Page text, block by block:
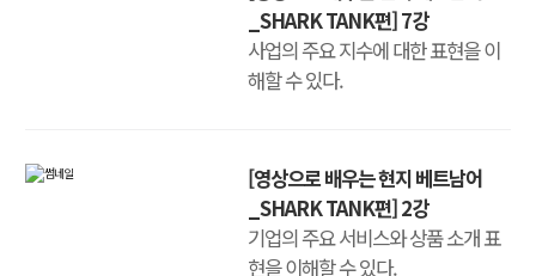
_SHARK TANK편] 7강
사업의 주요 지수에 대한 표현을 이
해할 수 있다.
[영상으로 배우는 현지 베트남어
_SHARK TANK편] 2강
기업의 주요 서비스와 상품 소개 표
현을 이해할 수 있다.